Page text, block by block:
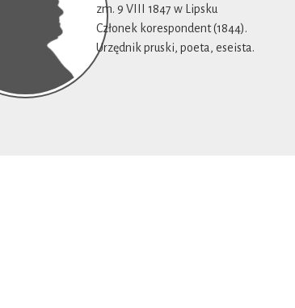
zm. 9 VIII 1847 w Lipsku
Członek korespondent (1844).
Urzędnik pruski, poeta, eseista.